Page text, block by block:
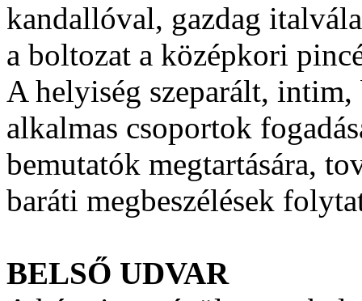
kandallóval, gazdag
a boltozat a középkori
A helyiség szeparált, intim,
alkalmas csoportok
bemutatók megtartására,
baráti megbeszélések
BELSŐ UDVAR